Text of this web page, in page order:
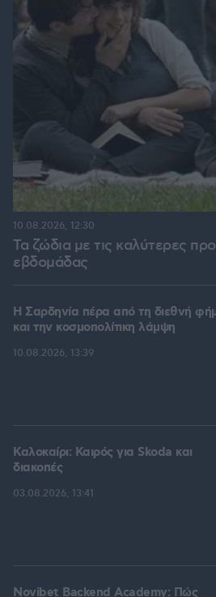
Τα ζώδια με τις καλύτερες
εβδομάδας
10.08.2026, 12:30
Η Σαρδηνία πέρα από τη διεθνή
και την κοσμοπολίτικη λάμψη
10.08.2026, 13:39
Καλοκαίρι: Καιρός για Skoda και
διακοπές
03.08.2026, 13:41
Novibet Backend Academy: Πώς